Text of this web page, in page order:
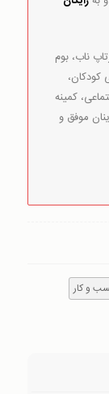
ناب، بوم
کودکان،
کمینه
موفق و
و کار